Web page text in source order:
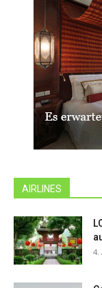
AIRLINES
4.